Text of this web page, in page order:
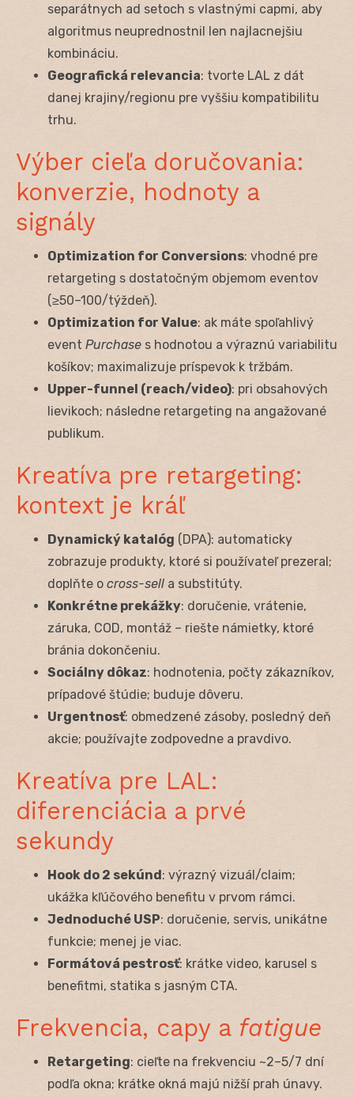
separátnych ad setoch s vlastnými capmi, aby
algoritmus neuprednostnil len najlacnejšiu
kombináciu.
Geografická relevancia: tvorte LAL z dát
danej krajiny/regionu pre vyššiu kompatibilitu
trhu.
Výber cieľa doručovania:
konverzie, hodnoty a
signály
Optimization for Conversions: vhodné pre
retargeting s dostatočným objemom eventov
(≥50–100/týždeň).
Optimization for Value: ak máte spoľahlivý
event Purchase s hodnotou a výraznú variabilitu
košíkov; maximalizuje príspevok k tržbám.
Upper-funnel (reach/video): pri obsahových
lievikoch; následne retargeting na angažované
publikum.
Kreatíva pre retargeting:
kontext je kráľ
Dynamický katalóg (DPA): automaticky
zobrazuje produkty, ktoré si používateľ prezeral;
doplňte o cross-sell a substitúty.
Konkrétne prekážky: doručenie, vrátenie,
záruka, COD, montáž – riešte námietky, ktoré
bránia dokončeniu.
Sociálny dôkaz: hodnotenia, počty zákazníkov,
prípadové štúdie; buduje dôveru.
Urgentnosť: obmedzené zásoby, posledný deň
akcie; používajte zodpovedne a pravdivo.
Kreatíva pre LAL:
diferenciácia a prvé
sekundy
Hook do 2 sekúnd: výrazný vizuál/claim;
ukážka kľúčového benefitu v prvom rámci.
Jednoduché USP: doručenie, servis, unikátne
funkcie; menej je viac.
Formátová pestrosť: krátke video, karusel s
benefitmi, statika s jasným CTA.
Frekvencia, capy a fatigue
Retargeting: cieľte na frekvenciu ~2–5/7 dní
podľa okna; krátke okná majú nižší prah únavy.